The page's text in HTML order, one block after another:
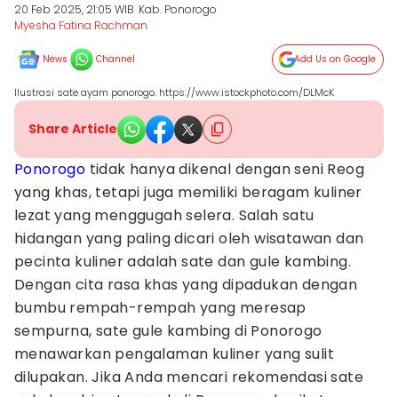
20 Feb 2025, 21:05 WIB Kab. Ponorogo
Myesha Fatina Rachman
News Channel Add Us on Google
Ilustrasi sate ayam ponorogo. https://www.istockphoto.com/DLMcK
Share Article
Ponorogo tidak hanya dikenal dengan seni Reog
yang khas, tetapi juga memiliki beragam kuliner
lezat yang menggugah selera. Salah satu
hidangan yang paling dicari oleh wisatawan dan
pecinta kuliner adalah sate dan gule kambing.
Dengan cita rasa khas yang dipadukan dengan
bumbu rempah-rempah yang meresap
sempurna, sate gule kambing di Ponorogo
menawarkan pengalaman kuliner yang sulit
dilupakan. Jika Anda mencari rekomendasi sate